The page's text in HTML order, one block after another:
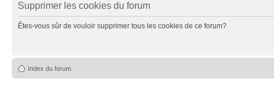
Supprimer les cookies du forum
Êtes-vous sûr de vouloir supprimer tous les cookies de ce forum?
Index du forum